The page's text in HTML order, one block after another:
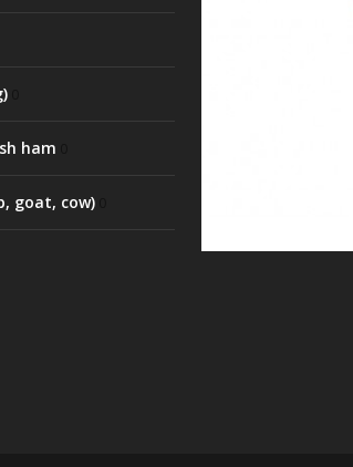
ham
goat, cow)